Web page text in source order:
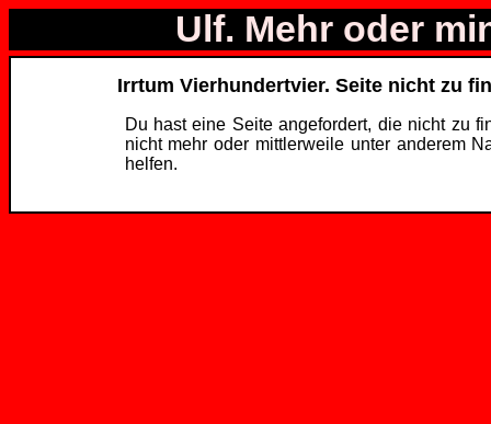
Ulf. Mehr oder
Irrtum Vierhundertvier. Seite nicht zu
Du hast eine Seite angefordert, die nicht zu
nicht mehr oder mittlerweile unter anderem
helfen.